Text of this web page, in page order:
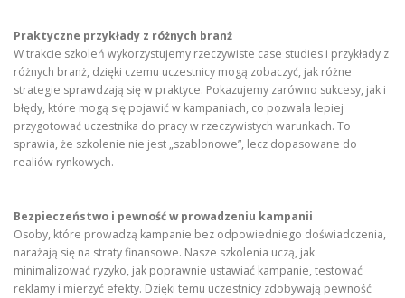
Praktyczne przykłady z różnych branż
W trakcie szkoleń wykorzystujemy rzeczywiste case studies i przykłady z
różnych branż, dzięki czemu uczestnicy mogą zobaczyć, jak różne
strategie sprawdzają się w praktyce. Pokazujemy zarówno sukcesy, jak i
błędy, które mogą się pojawić w kampaniach, co pozwala lepiej
przygotować uczestnika do pracy w rzeczywistych warunkach. To
sprawia, że szkolenie nie jest „szablonowe”, lecz dopasowane do
realiów rynkowych.
Bezpieczeństwo i pewność w prowadzeniu kampanii
Osoby, które prowadzą kampanie bez odpowiedniego doświadczenia,
narażają się na straty finansowe. Nasze szkolenia uczą, jak
minimalizować ryzyko, jak poprawnie ustawiać kampanie, testować
reklamy i mierzyć efekty. Dzięki temu uczestnicy zdobywają pewność